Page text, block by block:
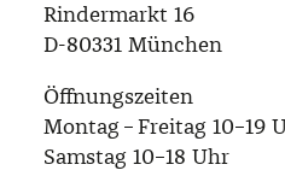
Rindermarkt 16
D-80331 München
Öffnungszeiten
Montag – Freitag 10–19
Samstag 10–18 Uhr